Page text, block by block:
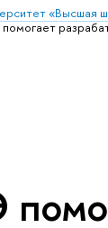
«Высшая